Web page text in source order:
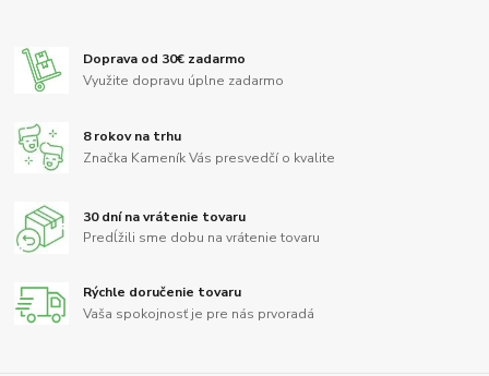
Doprava od 30€ zadarmo
Využite dopravu úplne zadarmo
8 rokov na trhu
Značka Kameník Vás presvedčí o kvalite
30 dní na vrátenie tovaru
Predĺžili sme dobu na vrátenie tovaru
Rýchle doručenie tovaru
Vaša spokojnosť je pre nás prvoradá